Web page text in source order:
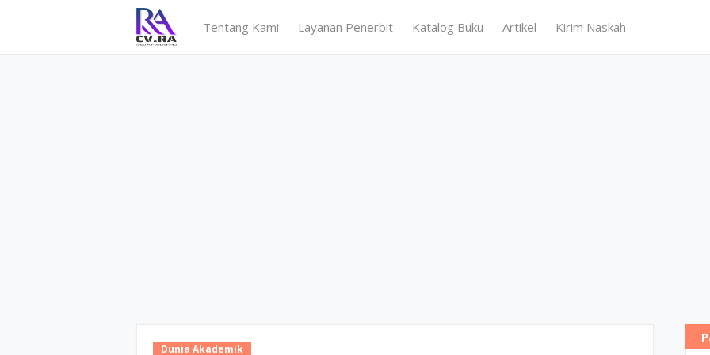
Tentang Kami Layanan Penerbit Katalog Buku Artikel Kirim Naskah
Dunia Akademik